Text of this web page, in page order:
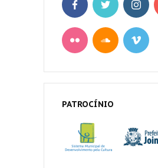
PATROCÍNIO